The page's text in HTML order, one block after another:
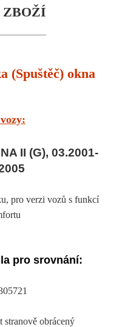
ZBOŽÍ
(Spuštěč) okna
II (G), 03.2001-
pro verzi vozů s funkcí
pro srovnání:
stranově obrácený